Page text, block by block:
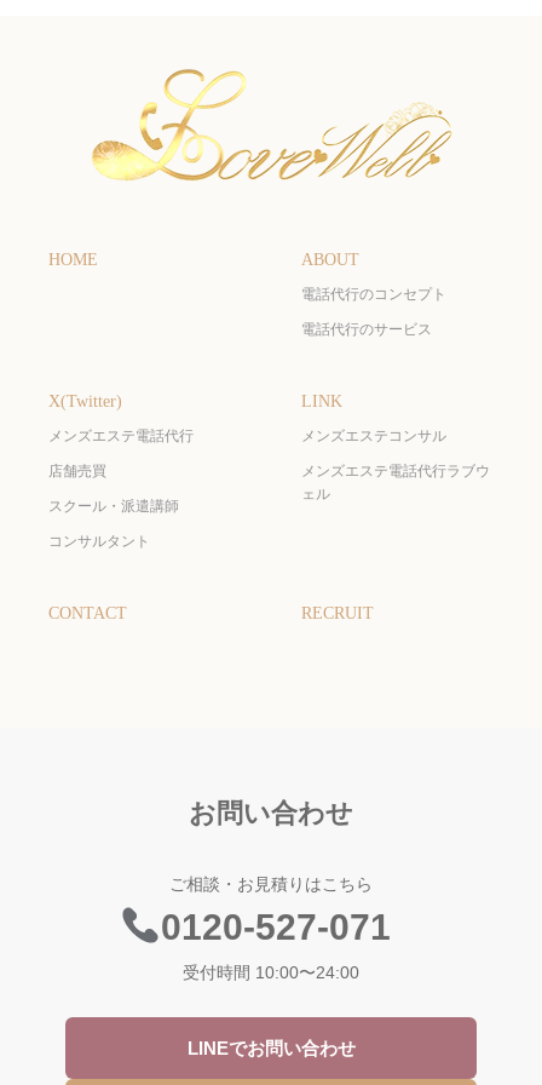
HOME ABOUT
電話代行のコンセプト
電話代行のサービス
X(Twitter)
メンズエステ電話代行
店舗売買
スクール・派遣講師
コンサルタント
LINK
メンズエステコンサル
メンズエステ電話代行ラブウ
ェル
CONTACT RECRUIT
お問い合わせ
ご相談・お見積りはこちら
0120-527-071
受付時間 10:00〜24:00
LINEでお問い合わせ